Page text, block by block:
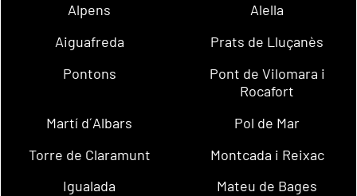
Alpens
Alella
Aiguafreda
Prats de Lluçanès
Pontons
Pont de Vilomara i
Rocafort
Martí d´Albars
Pol de Mar
Torre de Claramunt
Montcada i Reixac
Igualada
Mateu de Bages